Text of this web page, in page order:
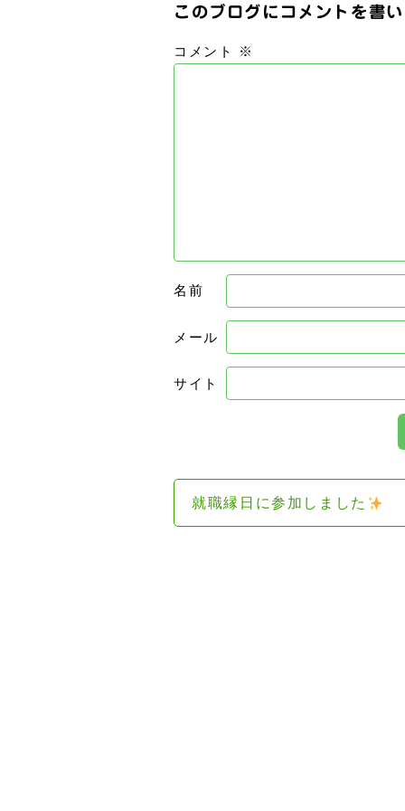
このブログにコメントを書
コメント ※
名前
メール
サイト
就職縁日に参加しました